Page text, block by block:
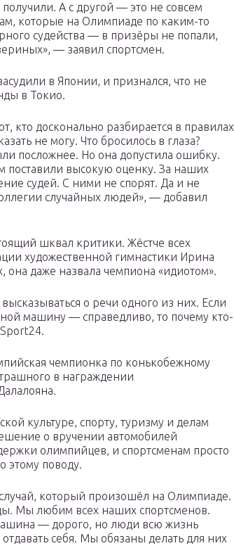
А с другой — это не совсем
которые на Олимпиаде по каким-то
судейства — в призёры не попали,
— заявил спортсмен.
в Японии, и признался, что не
в Токио.
кто досконально разбирается в правилах
не могу. Что бросилось в глаза?
посложнее. Но она допустила ошибку.
высокую оценку. За наших
судей. С ними не спорят. Да и не
случайных людей», — добавил
шквал критики. Жёстче всех
художественной гимнастики Ирина
даже назвала чемпиона «идиотом».
о речи одного из них. Если
машину — справедливо, то почему кто-
чемпионка по конькобежному
в награждении
культуре, спорту, туризму и делам
о вручении автомобилей
олимпийцев, и спортсменам просто
этому поводу.
который произошёл на Олимпиаде.
Мы любим всех наших спортсменов.
— дорого, но люди всю жизнь
себя. Мы обязаны делать для них